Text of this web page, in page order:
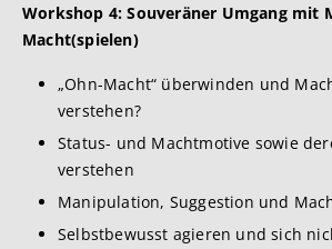
Workshop 4:Souveräner Umgang mit
Macht(spielen)
„Ohn-Macht“ überwinden und
verstehen?
Status- und Machtmotive sowie
verstehen
Manipulation, Suggestion und
Selbstbewusst agieren und sich